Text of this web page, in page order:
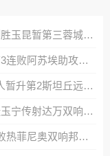
6轮不胜！蓉城0-1客负玉昆奥斯卡制胜玉昆暂第三蓉城全场1射正
申花1-0送海牛5连败申花换帅后终结3连败阿苏埃助攻徐皓阳制胜
笑傲德比！大连英博1-0双杀辽宁铁人暂升第2斯坦丘远射制胜
暂升第三！国安4-0新鹏城7轮不败张玉宁传射达万双响法比奥破门
近3轮首胜！铁人3-1送申花中超3连败热菲尼奥双响邦本宜裕传射